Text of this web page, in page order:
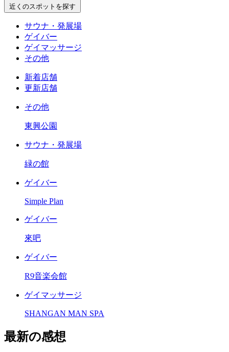
近くのスポットを探す
サウナ・発展場
ゲイバー
ゲイマッサージ
その他
新着店舗
更新店舗
その他
東興公園
サウナ・発展場
緑の館
ゲイバー
Simple Plan
ゲイバー
來吧
ゲイバー
R9音楽会館
ゲイマッサージ
SHANGAN MAN SPA
最新の感想